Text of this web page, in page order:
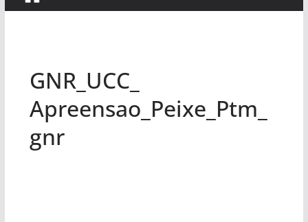
GNR_UCC_
Apreensao_Peixe_Ptm_
gnr